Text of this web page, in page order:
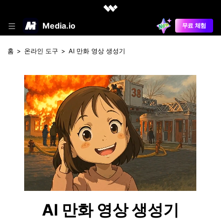
Media.io 무료 체험
홈 > 온라인 도구 > AI 만화 영상 생성기
AI 만화 영상 생성기